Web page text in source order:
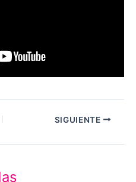
SIGUIENTE